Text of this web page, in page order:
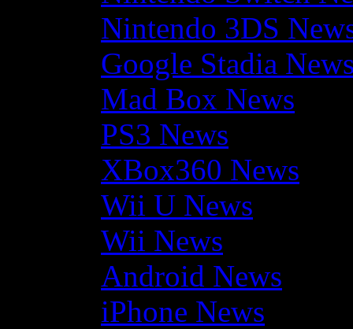
Nintendo 3DS
Google Stadia
Mad Box News
PS3 News
XBox360 News
Wii U News
Wii News
Android News
iPhone News